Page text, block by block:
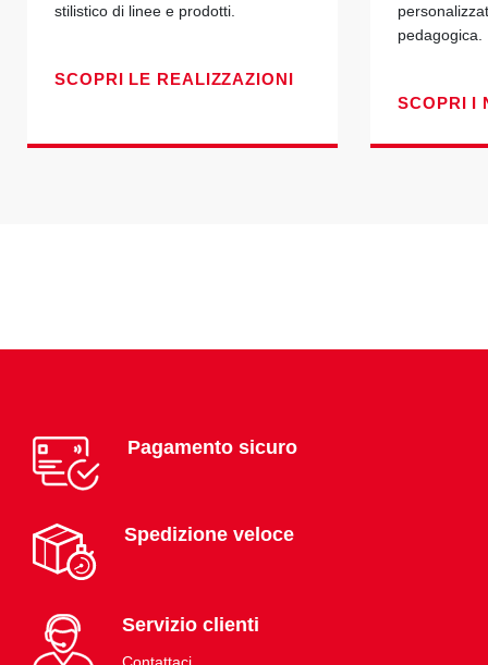
stilistico di linee e prodotti.
SCOPRI LE REALIZZAZIONI
pedagogica.
SCOPRI I
Pagamento sicuro
Spedizione veloce
Servizio clienti
Contattaci